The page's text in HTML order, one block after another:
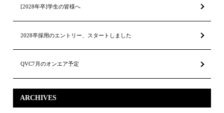
[2028年卒]学生の皆様へ
2028卒採用のエントリー、スタートしました
QVC7月のオンエア予定
ARCHIVES